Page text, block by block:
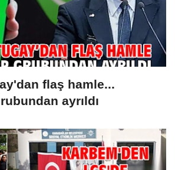
flaş hamle...
ayrıldı